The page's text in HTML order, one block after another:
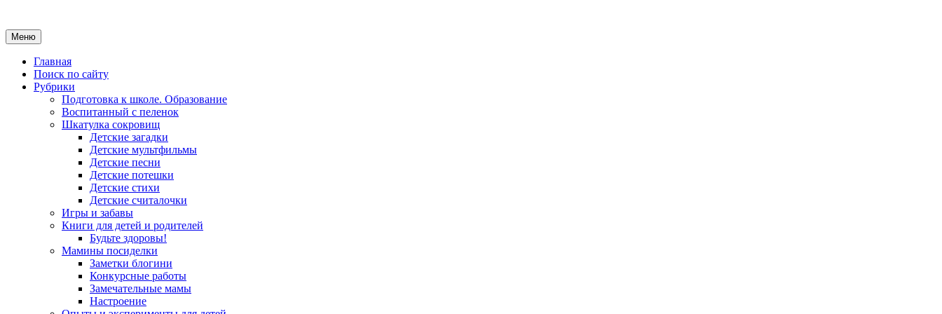
Меню
Главная
Поиск по сайту
Рубрики
Подготовка к школе. Образование
Воспитанный с пеленок
Шкатулка сокровищ
Детские загадки
Детские мультфильмы
Детские песни
Детские потешки
Детские стихи
Детские считалочки
Игры и забавы
Книги для детей и родителей
Будьте здоровы!
Мамины посиделки
Заметки блогини
Конкурсные работы
Замечательные мамы
Настроение